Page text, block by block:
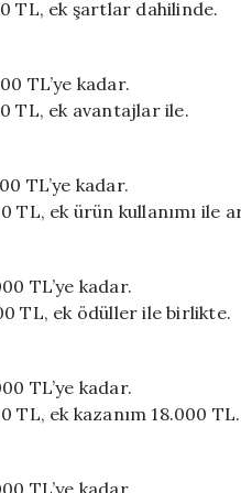
TL, ek şartlar dahilinde.
TL’ye kadar.
TL, ek avantajlar ile.
TL’ye kadar.
TL, ek ürün kullanımı ile
TL’ye kadar.
TL, ek ödüller ile birlikte.
TL’ye kadar.
TL, ek kazanım 18.000 TL.
TL’ye kadar.